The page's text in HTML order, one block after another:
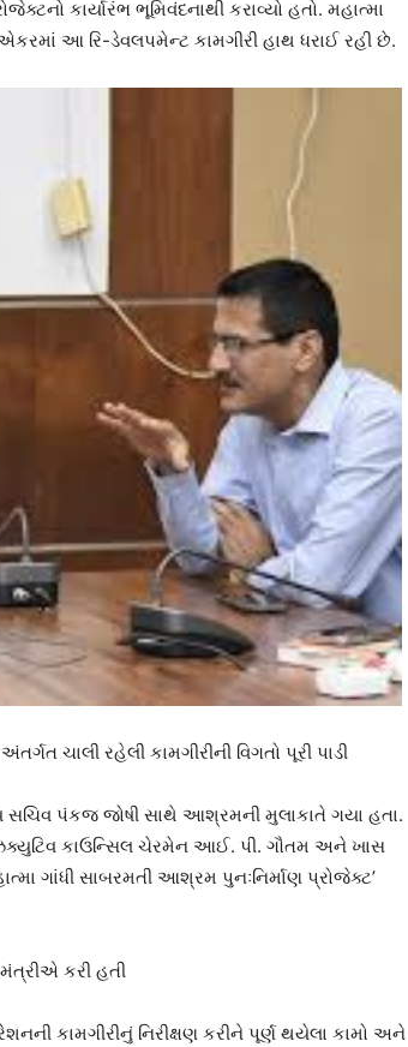
કાર્યારંભ ભૂમિવંદનાથી કરાવ્યો હતો. મહાત્મા
આ રિ-ડેવલપમેન્ટ કામગીરી હાથ ધરાઈ રહી છે.
ચાલી રહેલી કામગીરીની વિગતો પૂરી પાડી
સચિવ પંકજ જોષી સાથે આશ્રમની મુલાકાતે ગયા હતા.
કાઉન્સિલ ચેરમેન આઈ. પી. ગૌતમ અને ખાસ
ગાંધી સાબરમતી આશ્રમ પુનઃનિર્માણ પ્રોજેક્ટ’
કરી હતી
કામગીરીનું નિરીક્ષણ કરીને પૂર્ણ થયેલા કામો અને